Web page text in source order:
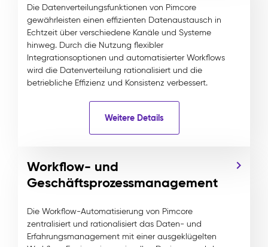
Die Datenverteilungsfunktionen von Pimcore
gewährleisten einen effizienten Datenaustausch in
Echtzeit über verschiedene Kanäle und Systeme
hinweg. Durch die Nutzung flexibler
Integrationsoptionen und automatisierter Workflows
wird die Datenverteilung rationalisiert und die
betriebliche Effizienz und Konsistenz verbessert.
Weitere Details
Workflow- und
Geschäftsprozessmanagement
Die Workflow-Automatisierung von Pimcore
zentralisiert und rationalisiert das Daten- und
Erfahrungsmanagement mit einer ausgeklügelten